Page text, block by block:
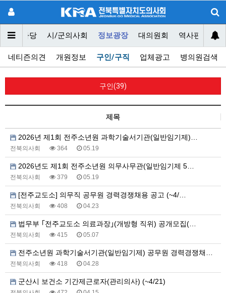
닥터마당 시/군의사회 정보광장 대의원회 역사편찬위원
네티즌의견 개원정보 구인/구직 업체광고 병의원검색
구인(39)
제목
2026년 제1회 전주소년원 과학기술서기관(일반임기제)…
전북의사회 364 05.19
2026년도 제1회 전주소년원 의무사무관(일반임기제 5…
전북의사회 379 05.19
[전주교도소] 의무직 공무원 경력경쟁채용 공고 (~4/…
전북의사회 408 04.23
법무부 ｢전주교도소 의료과장｣(개방형 직위) 공개모집(…
전북의사회 415 05.07
전주소년원 과학기술서기관(일반임기제) 공무원 경력경쟁채…
전북의사회 418 04.28
군산시 보건소 기간제근로자(관리의사) (~4/21)